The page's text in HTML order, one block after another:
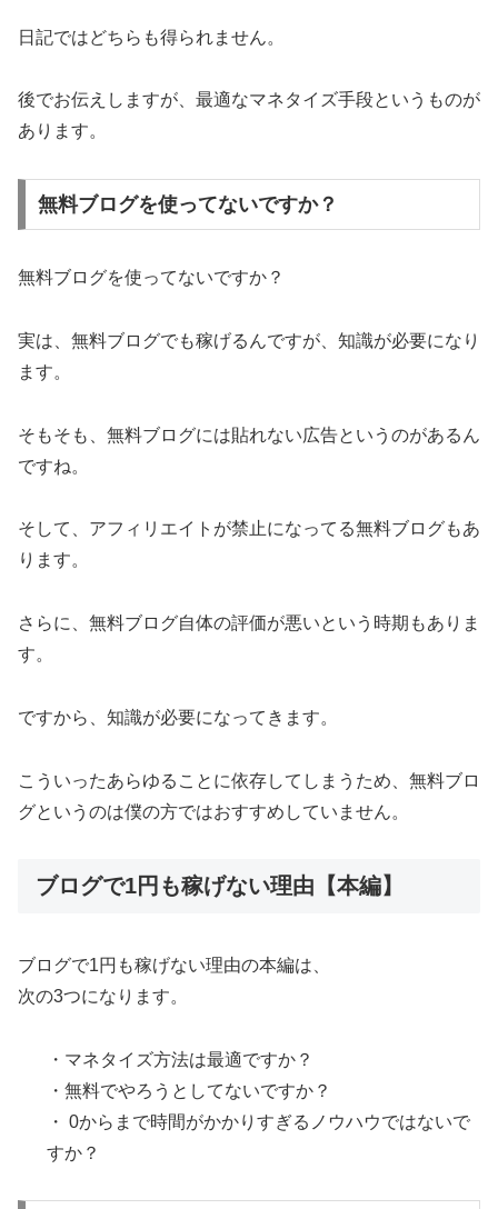
日記ではどちらも得られません。
後でお伝えしますが、最適なマネタイズ手段というものが
あります。
無料ブログを使ってないですか？
無料ブログを使ってないですか？
実は、無料ブログでも稼げるんですが、知識が必要になり
ます。
そもそも、無料ブログには貼れない広告というのがあるん
ですね。
そして、アフィリエイトが禁止になってる無料ブログもあ
ります。
さらに、無料ブログ自体の評価が悪いという時期もありま
す。
ですから、知識が必要になってきます。
こういったあらゆることに依存してしまうため、無料ブロ
グというのは僕の方ではおすすめしていません。
ブログで1円も稼げない理由【本編】
ブログで1円も稼げない理由の本編は、
次の3つになります。
・マネタイズ方法は最適ですか？
・無料でやろうとしてないですか？
・ 0からまで時間がかかりすぎるノウハウではないで
すか？